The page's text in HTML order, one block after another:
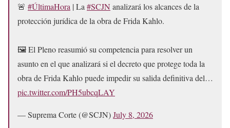
🚨 #ÚltimaHora | La #SCJN analizará los alcances de la
protección jurídica de la obra de Frida Kahlo.
🖼️ El Pleno reasumió su competencia para resolver un
asunto en el que analizará si el decreto que protege toda la
obra de Frida Kahlo puede impedir su salida definitiva del…
pic.twitter.com/PH5ubcqLAY
— Suprema Corte (@SCJN)July 8, 2026